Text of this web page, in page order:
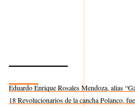
Eduardo Enrique Rosales Mendoza, alias
18 Revolucionarios de la cancha Polanco,